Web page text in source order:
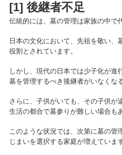
[1] 後継者不足
伝統的には、墓の管理は家族の中で
日本の文化において、先祖を敬い、
役割とされています。
しかし、現代の日本では少子化が進
墓を管理するべき後継者がいなくな
さらに、子供がいても、その子供が
生活の都合で墓参りが難しい場合も
このような状況では、次第に墓の管
じまいを選択する家庭が増えていま